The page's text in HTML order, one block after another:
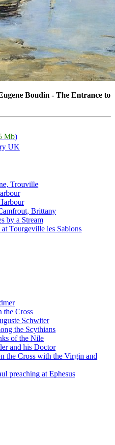
Boudin - The Entrance to
Mb)
UK